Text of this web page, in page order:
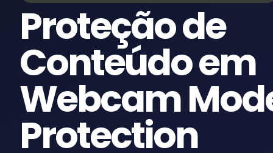
Proteção de
Conteúdo em
Webcam
Protection